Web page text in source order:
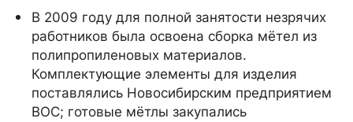
В 2009 году для полной занятости незрячих
работников была освоена сборка мётел из
полипропиленовых материалов.
Комплектующие элементы для изделия
поставлялись Новосибирским предприятием
ВОС; готовые мётлы закупались